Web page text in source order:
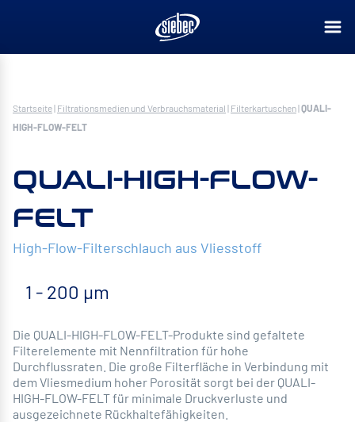
Startseite| Filtrationsmedien und Verbrauchsmaterial | Filterkartuschen|QUALI-
HIGH-FLOW-FELT
QUALI-HIGH-FLOW-
FELT
High-Flow-Filterschlauch aus Vliesstoff
1 - 200 µm
Die QUALI-HIGH-FLOW-FELT-Produkte sind gefaltete
Filterelemente mit Nennfiltration für hohe
Durchflussraten. Die große Filterfläche in Verbindung mit
dem Vliesmedium hoher Porosität sorgt bei der QUALI-
HIGH-FLOW-FELT für minimale Druckverluste und
ausgezeichnete Rückhaltefähigkeiten.